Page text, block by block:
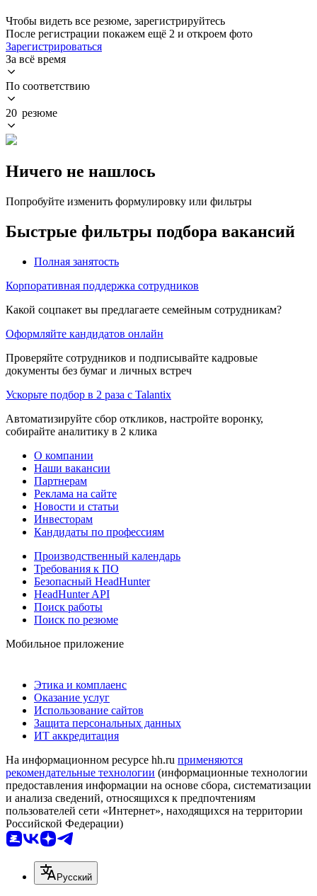
Чтобы видеть все резюме, зарегистрируйтесь
После регистрации покажем ещё 2 и откроем фото
Зарегистрироваться
За всё время
По соответствию
20 резюме
Ничего не нашлось
Попробуйте изменить формулировку или фильтры
Быстрые фильтры подбора вакансий
Полная занятость
Корпоративная поддержка сотрудников
Какой соцпакет вы предлагаете семейным сотрудникам?
Оформляйте кандидатов онлайн
Проверяйте сотрудников и подписывайте кадровые
документы без бумаг и личных встреч
Ускорьте подбор в 2 раза с Talantix
Автоматизируйте сбор откликов, настройте воронку,
собирайте аналитику в 2 клика
О компании
Наши вакансии
Партнерам
Реклама на сайте
Новости и статьи
Инвесторам
Кандидаты по профессиям
Производственный календарь
Требования к ПО
Безопасный HeadHunter
HeadHunter API
Поиск работы
Поиск по резюме
Мобильное приложение
Этика и комплаенс
Оказание услуг
Использование сайтов
Защита персональных данных
ИТ аккредитация
На информационном ресурсе hh.ru применяются
рекомендательные технологии (информационные технологии
предоставления информации на основе сбора, систематизации
и анализа сведений, относящихся к предпочтениям
пользователей сети «Интернет», находящихся на территории
Российской Федерации)
Русский